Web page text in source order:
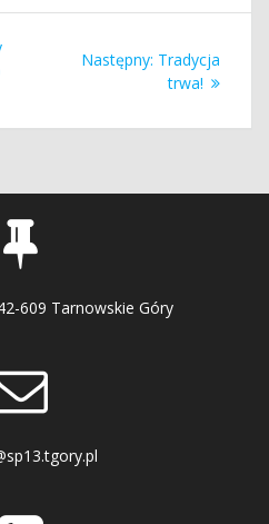
Następny: Następny
wpis:
Tradycja
trwa!
609 Tarnowskie Góry